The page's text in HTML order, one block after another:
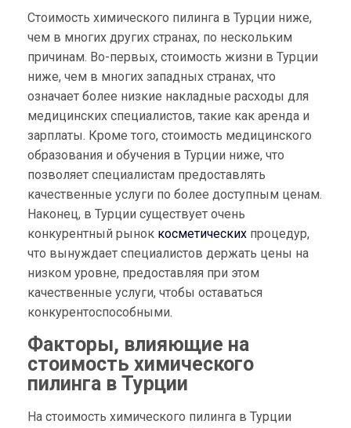
Стоимость химического пилинга в Турции ниже,
чем в многих других странах, по нескольким
причинам. Во-первых, стоимость жизни в Турции
ниже, чем в многих западных странах, что
означает более низкие накладные расходы для
медицинских специалистов, такие как аренда и
зарплаты. Кроме того, стоимость медицинского
образования и обучения в Турции ниже, что
позволяет специалистам предоставлять
качественные услуги по более доступным ценам.
Наконец, в Турции существует очень
конкурентный рынок косметическихпроцедур,
что вынуждает специалистов держать цены на
низком уровне, предоставляя при этом
качественные услуги, чтобы оставаться
конкурентоспособными.
Факторы, влияющие на
стоимость химического
пилинга в Турции
На стоимость химического пилинга в Турции